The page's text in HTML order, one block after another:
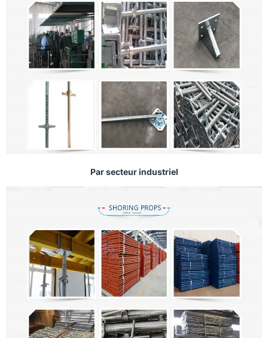
Par secteur industriel